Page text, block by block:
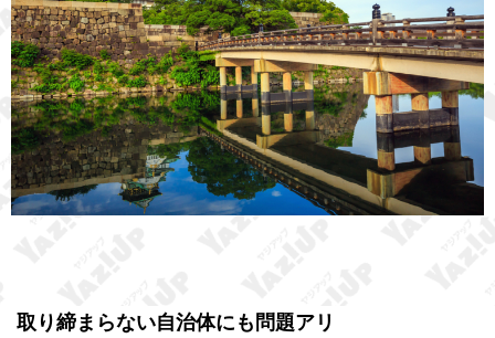
取り締まらない自治体にも問題アリ